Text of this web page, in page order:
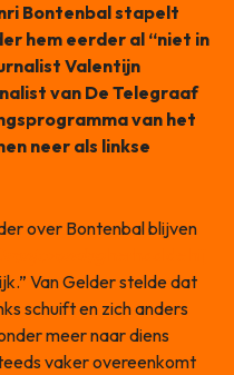
Bontenbal stapelt
hem eerder al “niet in
Valentijn
van De Telegraaf
van het
neer als linkse
over Bontenbal blijven
Van Gelder stelde dat
schuift en zich anders
meer naar diens
vaker overeenkomt